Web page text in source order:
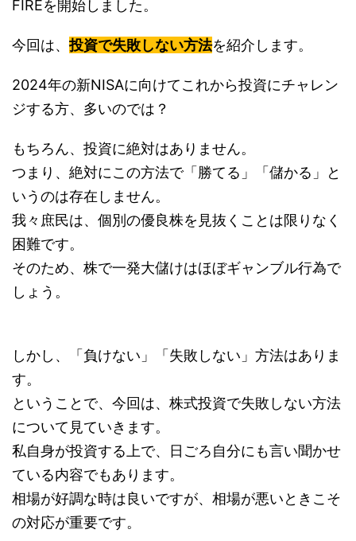
FIREを開始しました。
今回は、投資で失敗しない方法を紹介します。
2024年の新NISAに向けてこれから投資にチャレン
ジする方、多いのでは？
もちろん、投資に絶対はありません。
つまり、絶対にこの方法で「勝てる」「儲かる」と
いうのは存在しません。
我々庶民は、個別の優良株を見抜くことは限りなく
困難です。
そのため、株で一発大儲けはほぼギャンブル行為で
しょう。
しかし、「負けない」「失敗しない」方法はありま
す。
ということで、今回は、株式投資で失敗しない方法
について見ていきます。
私自身が投資する上で、日ごろ自分にも言い聞かせ
ている内容でもあります。
相場が好調な時は良いですが、相場が悪いときこそ
の対応が重要です。